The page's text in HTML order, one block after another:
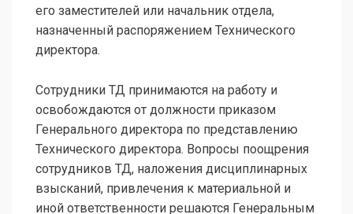
его заместителей или начальник отдела,
назначенный распоряжением Технического
директора.
Сотрудники ТД принимаются на работу и
освобождаются от должности приказом
Генерального директора по представлению
Технического директора. Вопросы поощрения
сотрудников ТД, наложения дисциплинарных
взысканий, привлечения к материальной и
иной ответственности решаются Генеральным